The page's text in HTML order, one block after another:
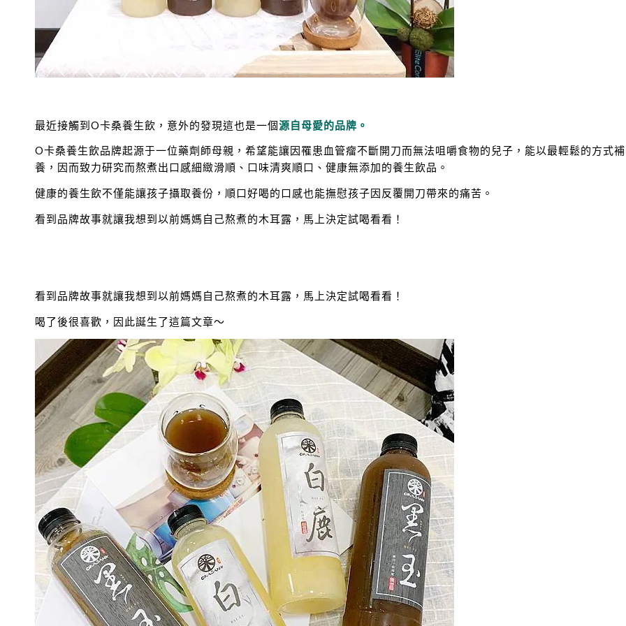
最近接觸到O卡桑養生飲，意外的發現這也是一個源自母愛的品牌。
O卡桑養生飲品牌起源于一位藥劑師母親，希望能讓因罹患血管瘤不斷開刀而無法咀嚼食物的兒子，能以最輕鬆的方式
養，因而致力研究而熬煮出口感細緻滑順、口味清爽順口、健康無添加的養生飲品。
健康的養生飲不僅能讓孩子攝取養份，順口好喝的口感也能撫慰孩子因反覆開刀帶來的痛苦。
看到品牌故事就讓我想到以前媽媽自己熬煮的木耳露，馬上決定試喝看看！
看到品牌故事就讓我想到以前媽媽自己熬煮的木耳露，馬上決定試喝看看！
喝了後很喜歡，因此誕生了這篇文章～